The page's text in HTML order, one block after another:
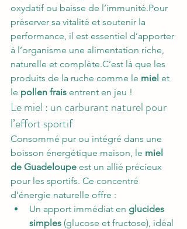
oxydatif ou baisse de l’immunité.Pour
préserver sa vitalité et soutenir la
performance, il est essentiel d’apporter
à l’organisme une alimentation riche,
naturelle et complète.C’est là que les
produits de la ruche comme le miel et
le pollen frais entrent en jeu !
Le miel : un carburant naturel pour
l’effort sportif
Consommé pur ou intégré dans une
boisson énergétique maison, le miel
de Guadeloupe est un allié précieux
pour les sportifs. Ce concentré
d’énergie naturelle offre :
Un apport immédiat en glucides
simples (glucose et fructose), idéal